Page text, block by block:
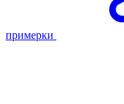
примерки